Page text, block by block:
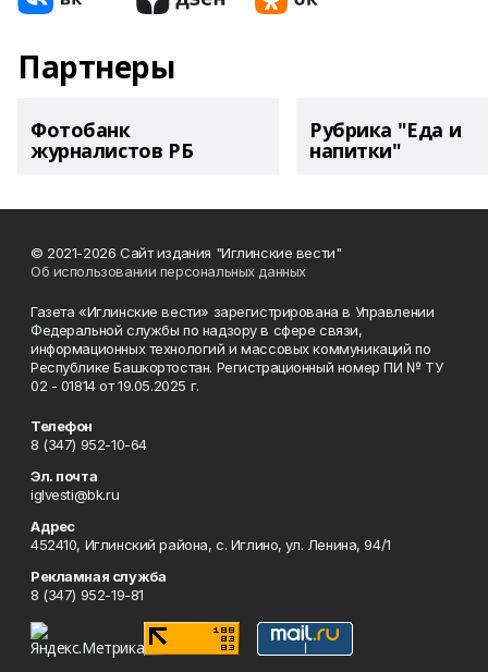
Партнеры
Фотобанк
журналистов РБ
Рубрика "Еда и
напитки"
© 2021-2026 Сайт издания "Иглинские вести"
Об использовании персональных данных
Газета «Иглинские вести» зарегистрирована в Управлении
Федеральной службы по надзору в сфере связи,
информационных технологий и массовых коммуникаций по
Республике Башкортостан. Регистрационный номер ПИ № ТУ
02 - 01814 от 19.05.2025 г.
Телефон
8 (347) 952-10-64
Эл. почта
iglvesti@bk.ru
Адрес
452410, Иглинский района, с. Иглино, ул. Ленина, 94/1
Рекламная служба
8 (347) 952-19-81